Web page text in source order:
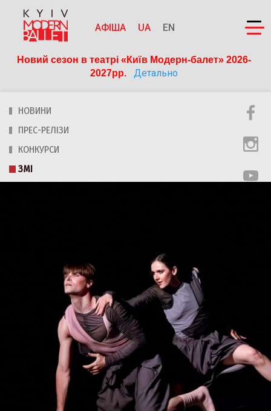
АФІША UA EN
Новий сезон в театрі «Київ Модерн-балет» 2026-
2027рр.
Детально
НОВИНИ
ПРЕС-РЕЛІЗИ
КОНКУРСИ
ЗМІ